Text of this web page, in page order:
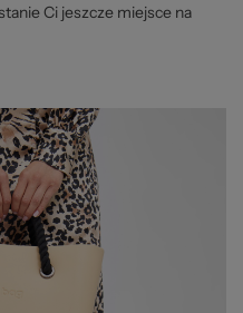
Ci jeszcze miejsce na